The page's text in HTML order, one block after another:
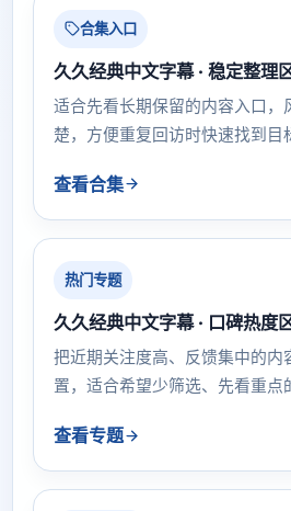
合集入口
久久经典中文字幕 · 稳定整理
适合先看长期保留的内容入口，
楚，方便重复回访时快速找到目
查看合集
热门专题
久久经典中文字幕 · 口碑热度
把近期关注度高、反馈集中的内
置，适合希望少筛选、先看重点
查看专题